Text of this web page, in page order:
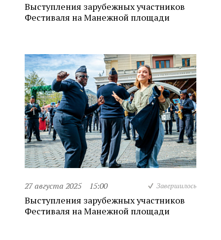
Выступления зарубежных участников
Фестиваля на Манежной площади
27 августа 2025 15:00 Завершилось
Выступления зарубежных участников
Фестиваля на Манежной площади